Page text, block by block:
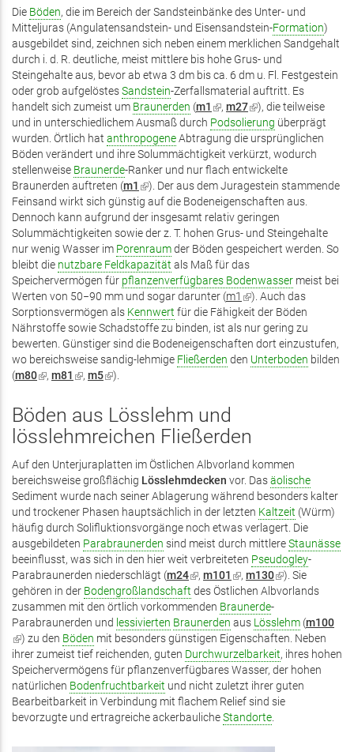
Die Böden, die im Bereich der Sandsteinbänke des Unter- und
Mitteljuras (Angulatensandstein- und Eisensandstein-Formation)
ausgebildet sind, zeichnen sich neben einem merklichen Sandgehalt
durch i. d. R. deutliche, meist mittlere bis hohe Grus- und
Steingehalte aus, bevor ab etwa 3 dm bis ca. 6 dm u. Fl. Festgestein
oder grob aufgelöstesSandstein-Zerfallsmaterial auftritt. Es
handelt sich zumeist um Braunerden (m1 (Link
ist
extern)
, m27(Link
ist
extern)
), die teilweise
und in unterschiedlichem Ausmaß durch Podsolierung überprägt
wurden. Örtlich hat anthropogeneAbtragung die ursprünglichen
Böden verändert und ihre Solummächtigkeit verkürzt, wodurch
stellenweise Braunerde-Ranker und nur flach entwickelte
Braunerden auftreten (m1 (Link
ist
extern)
). Der aus dem Juragestein stammende
Feinsand wirkt sich günstig auf die Bodeneigenschaften aus.
Dennoch kann aufgrund der insgesamt relativ geringen
Solummächtigkeiten sowie der z. T. hohen Grus- und Steingehalte
nur wenig Wasser im Porenraumder Böden gespeichert werden. So
bleibt die nutzbare Feldkapazität als Maß für das
Speichervermögen für pflanzenverfügbares Bodenwasser meist bei
Werten von 50−90 mm und sogar darunter (m1 (Link
ist
extern)
). Auch das
Sorptionsvermögen als Kennwert für die Fähigkeit der Böden
Nährstoffe sowie Schadstoffe zu binden, ist als nur gering zu
bewerten. Günstiger sind die Bodeneigenschaften dort einzustufen,
wo bereichsweise sandig-lehmige Fließerden den Unterboden bilden
(m80(Link
extern)
, m81 (Link
, m5(Link
extern)
).
Böden aus Lösslehm und
lösslehmreichen Fließerden
Auf den Unterjuraplatten im Östlichen Albvorland kommen
bereichsweise großflächig Lösslehmdecken vor. Dasäolische
Sediment wurde nach seiner Ablagerung während besonders kalter
und trockener Phasen hauptsächlich in der letzten Kaltzeit (Würm)
häufig durch Solifluktionsvorgänge noch etwas verlagert. Die
ausgebildeten Parabraunerden sind meist durch mittlereStaunässe
beeinflusst, was sich in den hier weit verbreiteten Pseudogley-
Parabraunerden niederschlägt (m24(Link
ist
extern)
, m101 (Link
ist
extern)
, m130(Link
ist
). Sie
gehören in der Bodengroßlandschaft des Östlichen Albvorlands
zusammen mit den örtlich vorkommenden Braunerde-
Parabraunerden und lessivierten Braunerden aus Lösslehm (m100
(Link
ist
extern)
) zu den Böden mit besonders günstigen Eigenschaften. Neben
ihrer zumeist tief reichenden, guten Durchwurzelbarkeit, ihres hohen
Speichervermögens für pflanzenverfügbares Wasser, der hohen
natürlichen Bodenfruchtbarkeit und nicht zuletzt ihrer guten
Bearbeitbarkeit in Verbindung mit flachem Relief sind sie
bevorzugte und ertragreiche ackerbaulicheStandorte.